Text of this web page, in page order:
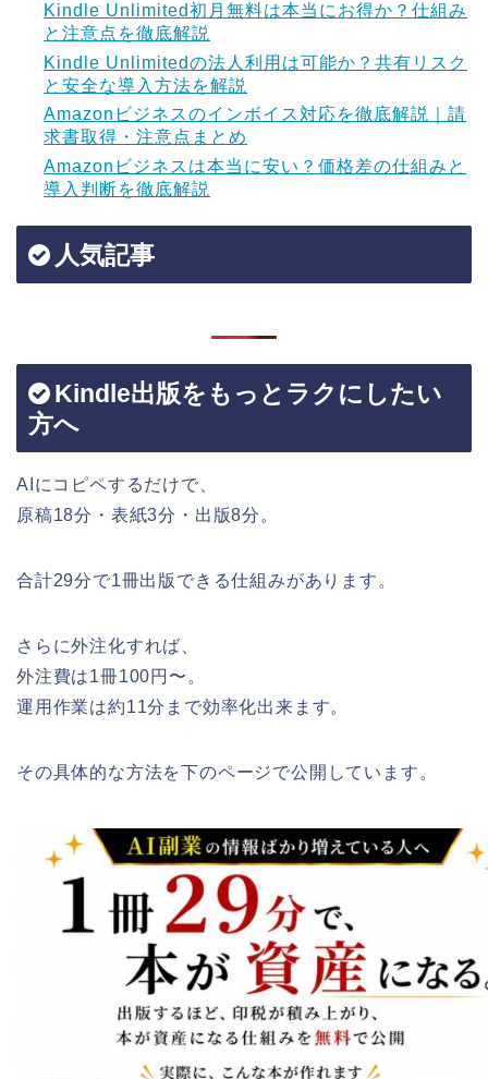
Kindle Unlimited初月無料は本当にお得か？仕組み
と注意点を徹底解説
Kindle Unlimitedの法人利用は可能か？共有リスク
と安全な導入方法を解説
Amazonビジネスのインボイス対応を徹底解説｜請
求書取得・注意点まとめ
Amazonビジネスは本当に安い？価格差の仕組みと
導入判断を徹底解説
人気記事
Kindle出版をもっとラクにしたい
方へ
AIにコピペするだけで、
原稿18分・表紙3分・出版8分。
合計29分で1冊出版できる仕組みがあります。
さらに外注化すれば、
外注費は1冊100円〜。
運用作業は約11分まで効率化出来ます。
その具体的な方法を下のページで公開しています。